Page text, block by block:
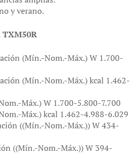
y verano.
(Mín.-Nom.-Máx.) W 1.700-
(Mín.-Nom.-Máx.) kcal 1.462-
Máx.) W 1.700-5.800-7.700
Máx.) kcal 1.462-4.988-6.029
((Mín.-Nom.-Máx.)) W 434-
((Mín.-Nom.-Máx.)) W 394-